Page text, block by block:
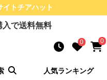
イトチアハット
入で送料無料
0 0
人気ランキング